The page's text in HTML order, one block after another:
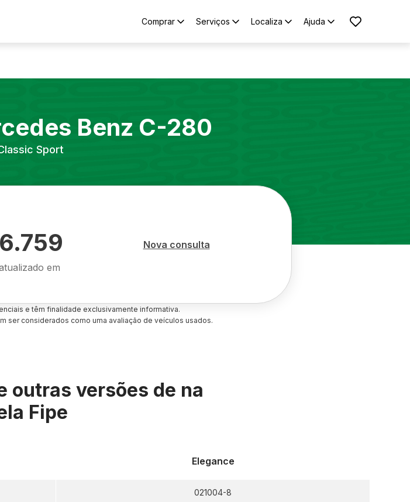
Comprar Serviços Localiza Ajuda
Benz C-280
Sport
em
Nova consulta
e têm finalidade exclusivamente informativa.
ser considerados como uma avaliação de veículos usados.
outras versões de na
Fipe
Elegance
021004-8